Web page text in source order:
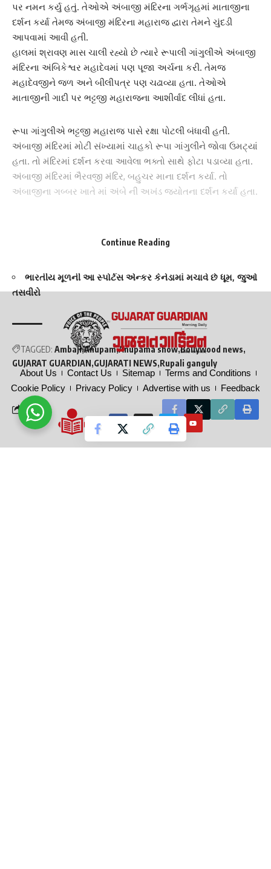
પર નમન કર્યુ હતું. તેઓએ અંબાજી મંદિરના ગર્ભગૃહમાં માતાજીના
દર્શન કર્યા તેમજ અંબાજી મંદિરના મહારાજ દ્વારા તેમને ચુંદડી
આપવામાં આવી હતી.
હાલમાં શ્રાવણ માસ ચાલી રહ્યો છે ત્યારે રૂપાલી ગાંગુલીએ અંબાજી
મંદિરના અંબિકેશ્વર મહાદેવમાં પણ પૂજા અર્ચના કરી. તેમજ
મહાદેવજીને જળ અને બીલીપત્ર પણ ચઢાવ્યા હતા. તેઓએ
માતાજીની ગાદી પર ભટ્ટજી મહારાજના આશીર્વાદ લીધાં હતા.
રૂપા ગાંગુલીએ ભટ્ટજી મહારાજ પાસે રક્ષા પોટલી બંધાવી હતી.
અંબાજી મંદિરમાં મોટી સંખ્યામાં ચાહકો રૂપા ગાંગુલીને જોવા ઉમટ્યાં
હતા. તો મંદિરમાં દર્શન કરવા આવેલા ભક્તો સાથે ફોટા પડાવ્યા હતા.
અંબાજી મંદિરમાં ભૈરવજી મંદિર, બહુચર માના દર્શન કર્યા. તો
અંબાજીના ગબ્બર ખાતે માં અંબે ની અખંડ જ્યોતના દર્શન કર્યા હતા.
ગુજરાતમાં શાંત પડેલું ચોમાસું ફરી સક્રિય થયું, વરસાદના ચોથા
ભારતીય મૂળની આ સ્પોર્ટસ એન્કર કેનેડામાં મચાવે છે ધૂમ, જુઓ
તસવીરો
TAGGED: Ambaji Anupam Anupama show Bollywood news
GUJARAT GUARDIAN GUJARATI NEWS Rupali ganguly
Continue Reading
About Us Contact Us Sitemap
Terms and Conditions
Cookie Policy
Privacy Policy Advertise with us Feedback